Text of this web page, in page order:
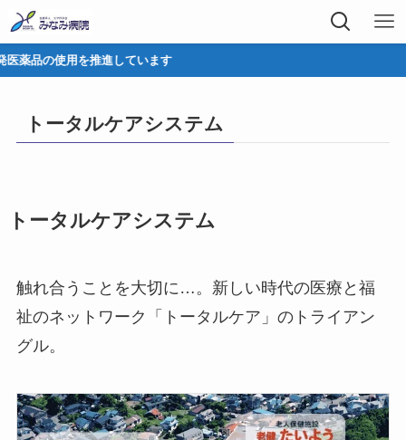
薬品の使用を推進しています
トータルケアシステム
トータルケアシステム
触れ合うことを大切に…。新しい時代の医療と福
祉のネットワーク「トータルケア」のトライアン
グル。